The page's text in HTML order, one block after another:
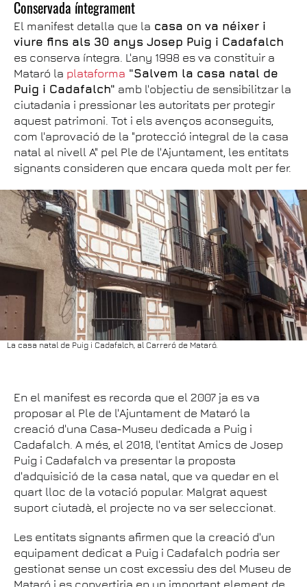
Conservada íntegrament
El manifest detalla que la casa on va néixer i
viure fins als 30 anys Josep Puig i Cadafalch
es conserva íntegra. L'any 1998 es va constituir a
Mataró la plataforma "Salvem la casa natal de
Puig i Cadafalch" amb l'objectiu de sensibilitzar la
ciutadania i pressionar les autoritats per protegir
aquest patrimoni. Tot i els avenços aconseguits,
com l'aprovació de la "protecció integral de la casa
natal al nivell A" pel Ple de l'Ajuntament, les entitats
signants consideren que encara queda molt per fer.
La casa natal de Puig i Cadafalch, al Carreró de Mataró.
En el manifest es recorda que el 2007 ja es va
proposar al Ple de l'Ajuntament de Mataró la
creació d'una Casa-Museu dedicada a Puig i
Cadafalch. A més, el 2018, l'entitat Amics de Josep
Puig i Cadafalch va presentar la proposta
d'adquisició de la casa natal, que va quedar en el
quart lloc de la votació popular. Malgrat aquest
suport ciutadà, el projecte no va ser seleccionat.
Les entitats signants afirmen que la creació d'un
equipament dedicat a Puig i Cadafalch podria ser
gestionat sense un cost excessiu des del Museu de
Mataró i es convertiria en un important element de